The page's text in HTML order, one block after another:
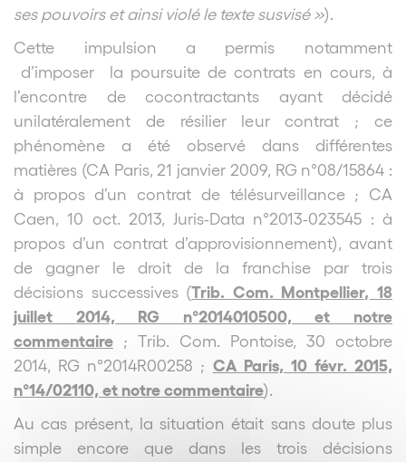
ses pouvoirs et ainsi violé le texte susvisé »).
Cette impulsion a permis notamment
d’imposer la poursuite de contrats en cours, à
l’encontre de cocontractants ayant décidé
unilatéralement de résilier leur contrat ; ce
phénomène a été observé dans différentes
matières (CA Paris, 21 janvier 2009, RG n°08/15864 :
à propos d’un contrat de télésurveillance ; CA
Caen, 10 oct. 2013, Juris-Data n°2013-023545 : à
propos d’un contrat d’approvisionnement), avant
de gagner le droit de la franchise par trois
décisions successives (Trib. Com. Montpellier, 18
juillet 2014, RG n°2014010500, et notre
commentaire ; Trib. Com. Pontoise, 30 octobre
2014, RG n°2014R00258 ; CA Paris, 10 févr. 2015,
n°14/02110, et notre commentaire).
Au cas présent, la situation était sans doute plus
simple encore que dans les trois décisions